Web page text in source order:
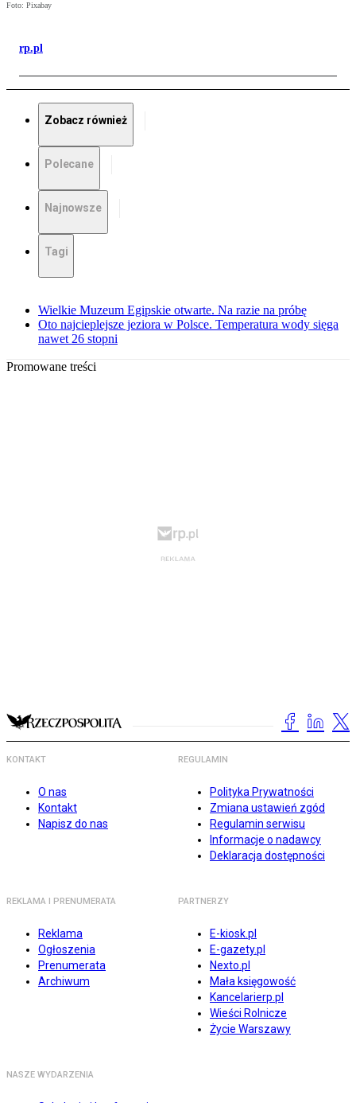
Foto: Pixabay
rp.pl
Zobacz również
Polecane
Najnowsze
Tagi
Wielkie Muzeum Egipskie otwarte. Na razie na próbę
Oto najcieplejsze jeziora w Polsce. Temperatura wody sięga
nawet 26 stopni
Promowane treści
KONTAKT
O nas
Kontakt
Napisz do nas
REGULAMIN
Polityka Prywatności
Zmiana ustawień zgód
Regulamin serwisu
Informacje o nadawcy
Deklaracja dostępności
REKLAMA I PRENUMERATA
Reklama
Ogłoszenia
Prenumerata
Archiwum
PARTNERZY
E-kiosk.pl
E-gazety.pl
Nexto.pl
Mała księgowość
Kancelarierp.pl
Wieści Rolnicze
Życie Warszawy
NASZE WYDARZENIA